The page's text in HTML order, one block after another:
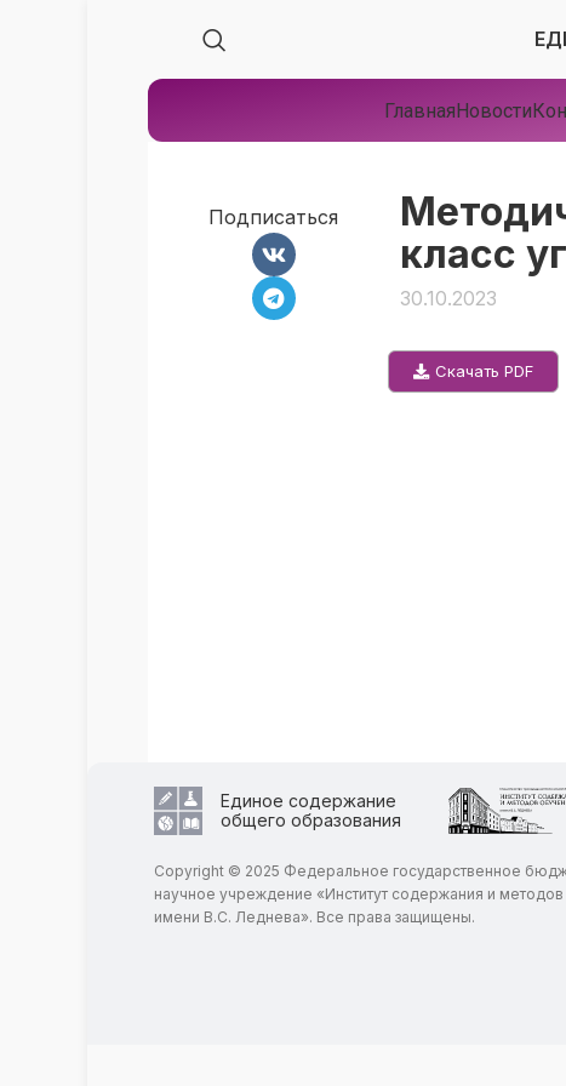
ГлавнаяНовости
класс
30.10.2023
Скачать PDF
Подписаться
Единое содержание
общего образования
Copyright © 2025 Федеральное государственное
научное учреждение «Институт содержания и
имени В.С. Леднева». Все права защищены.